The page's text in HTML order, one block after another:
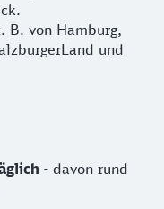
B. von Hamburg,
und
- davon rund